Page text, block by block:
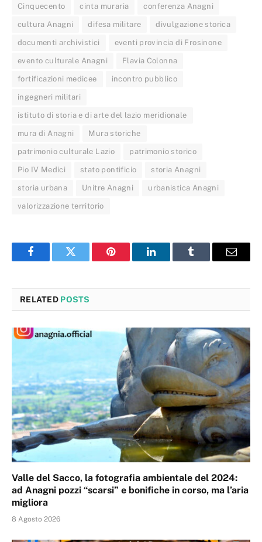
Cinquecento cinta muraria conferenza Anagni
cultura Anagni difesa militare divulgazione storica
documenti archivistici eventi provincia di Frosinone
evento culturale Anagni Flavia Colonna
fortificazioni medicee incontro pubblico
ingegneri militari
istituto di storia e di arte del lazio meridionale
mura di Anagni Mura storiche
patrimonio culturale Lazio patrimonio storico
Pio IV Medici stato pontificio storia Anagni
storia urbana Unitre Anagni urbanistica Anagni
valorizzazione territorio
FacebookTwitter Pinterest LinkedInTumblr Email
RELATED POSTS
Valle del Sacco, la fotografia ambientale del 2024:
ad Anagni pozzi “scarsi” e bonifiche in corso, ma l’aria
migliora
8 Agosto 2026